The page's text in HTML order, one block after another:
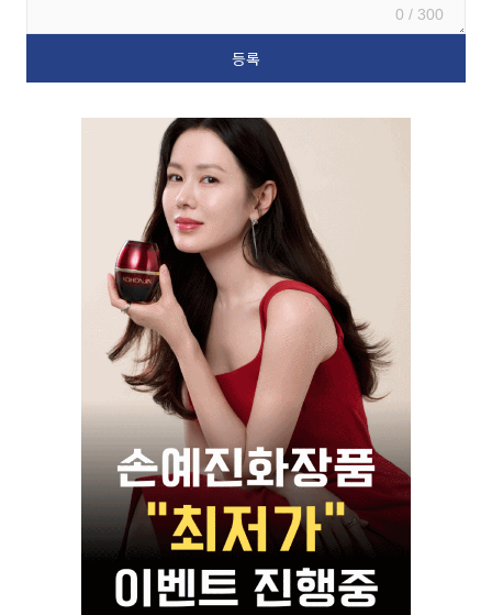
0 / 300